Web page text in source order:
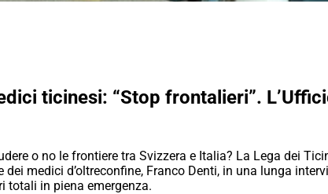
ticinesi: “Stop frontalieri”.
o no le frontiere tra Svizzera e Italia? La Lega dei
dei medici d’oltreconfine, Franco Denti, in una lunga
totali in piena emergenza.